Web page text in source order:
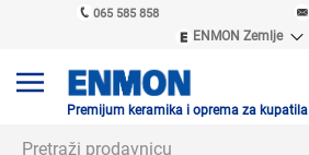
065 585 858
ENMON Zemlje
ENMON MKD
Premijum keramika i oprema za kupatila